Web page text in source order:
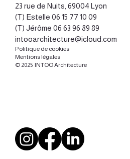
23 rue de Nuits, 69004 Lyon
(T) Estelle 06 15 77 10 09
(T) Jérôme 06 63 96 89 89
intooarchitecture@icloud.com
Politique de cookies
Mentions légales
© 2025 INTOO Architecture